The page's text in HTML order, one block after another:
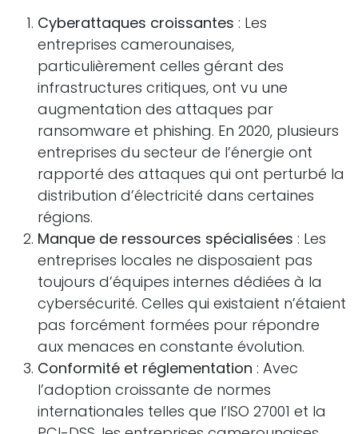
Cyberattaques croissantes : Les
entreprises camerounaises,
particulièrement celles gérant des
infrastructures critiques, ont vu une
augmentation des attaques par
ransomware et phishing. En 2020, plusieurs
entreprises du secteur de l’énergie ont
rapporté des attaques qui ont perturbé la
distribution d’électricité dans certaines
régions.
Manque de ressources spécialisées : Les
entreprises locales ne disposaient pas
toujours d’équipes internes dédiées à la
cybersécurité. Celles qui existaient n’étaient
pas forcément formées pour répondre
aux menaces en constante évolution.
Conformité et réglementation : Avec
l’adoption croissante de normes
internationales telles que l’ISO 27001 et la